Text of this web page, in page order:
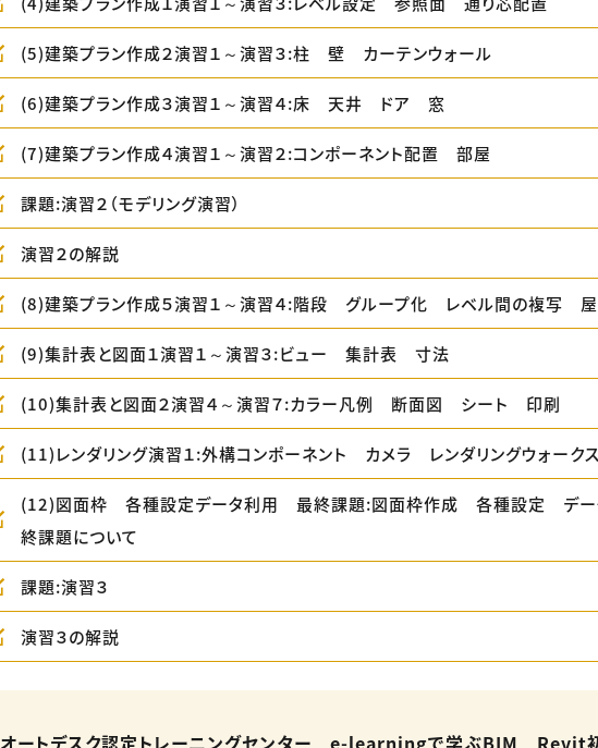
(5)建築プラン作成２演習１～演習３:柱 壁 カーテンウォール
(6)建築プラン作成３演習１～演習４:床 天井 ドア 窓
(7)建築プラン作成４演習１～演習２:コンポーネント配置 部屋
課題:演習２（モデリング演習）
演習２の解説
(8)建築プラン作成５演習１～演習４:階段 グループ化 レベル間の複写
(9)集計表と図面１演習１～演習３:ビュー 集計表 寸法
(10)集計表と図面２演習４～演習７:カラー凡例 断面図 シート 印刷
(11)レンダリング演習１:外構コンポーネント カメラ レンダリングウォーク
(12)図面枠 各種設定データ利用 最終課題:図面枠作成 各種設定 デ
終課題について
課題:演習３
演習３の解説
オートデスク認定トレーニングセンター e-learningで学ぶBIM Revit